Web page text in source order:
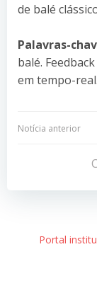
de balé
Palavras-
balé.
em tempo-
Post
Notícia anterior
Portal